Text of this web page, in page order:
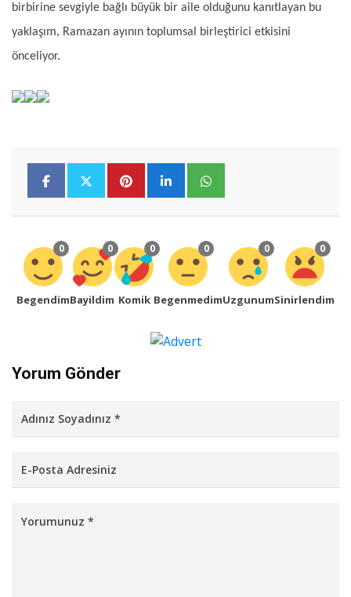
birbirine sevgiyle bağlı büyük bir aile olduğunu kanıtlayan bu
yaklaşım, Ramazan ayının toplumsal birleştirici etkisini
önceliyor.
0
Begendim
0
Bayildim
0
Komik
0
Begenmedim
0
Uzgunum
0
Sinirlendim
Yorum Gönder